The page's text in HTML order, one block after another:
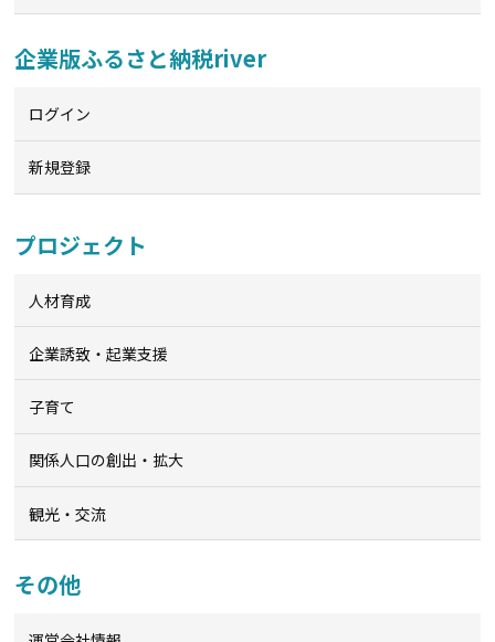
企業版ふるさと納税river
ログイン
新規登録
プロジェクト
人材育成
企業誘致・起業支援
子育て
関係人口の創出・拡大
観光・交流
その他